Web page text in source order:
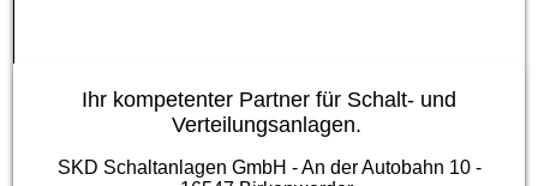
Ihr kompetenter Partner für Schalt- und
Verteilungsanlagen.
SKD Schaltanlagen GmbH - An der Autobahn 10 -